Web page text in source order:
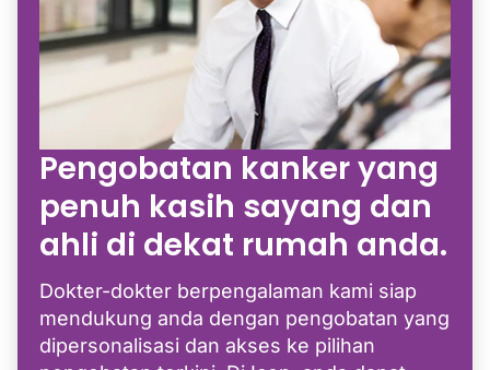
Pengobatan kanker yang
penuh kasih sayang dan
ahli di dekat rumah anda.
Dokter-dokter berpengalaman kami siap
mendukung anda dengan pengobatan yang
dipersonalisasi dan akses ke pilihan